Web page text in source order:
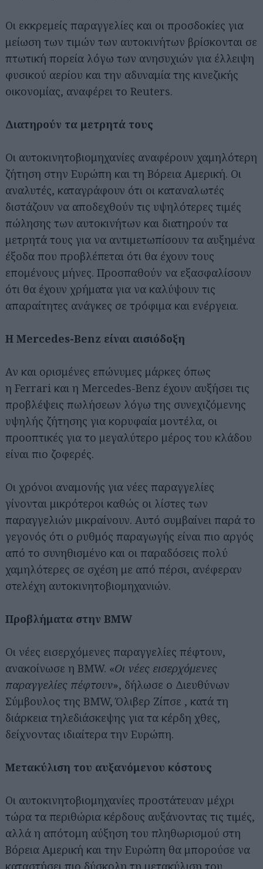
Οι εκκρεμείς παραγγελίες και οι προσδοκίες για
μείωση των τιμών των αυτοκινήτων βρίσκονται σε
πτωτική πορεία λόγω των ανησυχιών για έλλειψη
φυσικού αερίου και την αδυναμία της κινεζικής
οικονομίας, αναφέρει το Reuters.
Διατηρούν τα μετρητά τους
Οι αυτοκινητοβιομηχανίες αναφέρουν χαμηλότερη
ζήτηση στην Ευρώπη και τη Βόρεια Αμερική. Οι
αναλυτές, καταγράφουν ότι οι καταναλωτές
διστάζουν να αποδεχθούν τις υψηλότερες τιμές
πώλησης των αυτοκινήτων και διατηρούν τα
μετρητά τους για να αντιμετωπίσουν τα αυξημένα
έξοδα που προβλέπεται ότι θα έχουν τους
επομένους μήνες. Προσπαθούν να εξασφαλίσουν
ότι θα έχουν χρήματα για να καλύψουν τις
απαραίτητες ανάγκες σε τρόφιμα και ενέργεια.
Η Mercedes-Benz είναι αισιόδοξη
Αν και ορισμένες επώνυμες μάρκες όπως
η Ferrari και η Mercedes-Benz έχουν αυξήσει τις
προβλέψεις πωλήσεων λόγω της συνεχιζόμενης
υψηλής ζήτησης για κορυφαία μοντέλα, οι
προοπτικές για το μεγαλύτερο μέρος του κλάδου
είναι πιο ζοφερές.
Οι χρόνοι αναμονής για νέες παραγγελίες
γίνονται μικρότεροι καθώς οι λίστες των
παραγγελιών μικραίνουν. Αυτό συμβαίνει παρά το
γεγονός ότι ο ρυθμός παραγωγής είναι πιο αργός
από το συνηθισμένο και οι παραδόσεις πολύ
χαμηλότερες σε σχέση με από πέρσι, ανέφεραν
στελέχη αυτοκινητοβιομηχανιών.
Προβλήματα στην BMW
Οι νέες εισερχόμενες παραγγελίες πέφτουν,
ανακοίνωσε η BMW. «Οι νέες εισερχόμενες
παραγγελίες πέφτουν», δήλωσε ο Διευθύνων
Σύμβουλος της BMW, Όλιβερ Ζίπσε , κατά τη
διάρκεια τηλεδιάσκεψης για τα κέρδη χθες,
δείχνοντας ιδιαίτερα την Ευρώπη.
Μετακύλιση του αυξανόμενου κόστους
Οι αυτοκινητοβιομηχανίες προστάτευαν μέχρι
τώρα τα περιθώρια κέρδους αυξάνοντας τις τιμές,
αλλά η απότομη αύξηση του πληθωρισμού στη
Βόρεια Αμερική και την Ευρώπη θα μπορούσε να
καταστήσει πιο δύσκολη τη μετακύλιση του